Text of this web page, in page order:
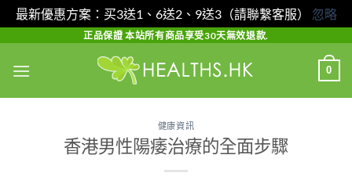
最新優惠方案：买3送1、6送2、9送3（請聯繫客服） 忽略
content
正品保證 本站所有商品享受30天無效退款.
0
健康資訊
香港男性陽痿治療的全面步驟